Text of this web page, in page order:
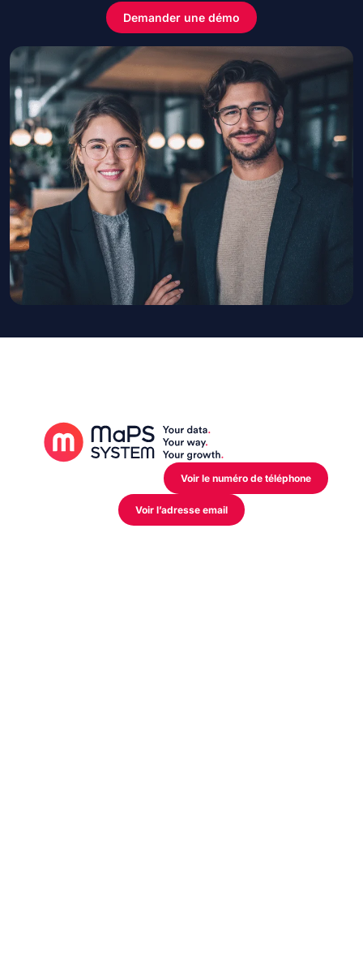
Demander une démo
Voir le numéro de téléphone
Voir l’adresse email